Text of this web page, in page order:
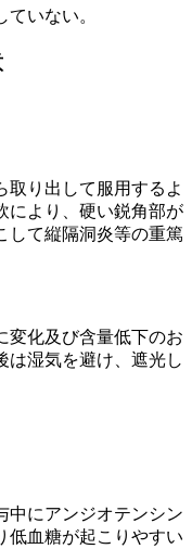
いない。
取り出して服用するよ
により、硬い鋭角部が
して縦隔洞炎等の重篤
変化及び含量低下のお
は湿気を避け、遮光し
中にアンジオテンシン
低血糖が起こりやすい